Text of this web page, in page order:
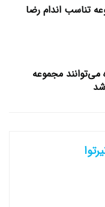
تناسب اندام رضا
می‌توانند مجموعه